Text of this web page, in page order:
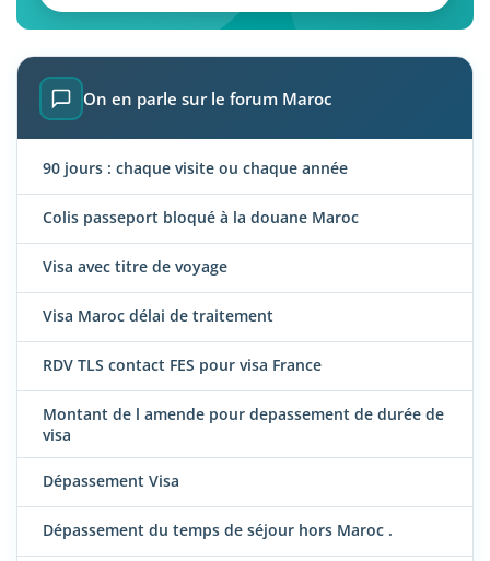
On en parle sur le forum Maroc
90 jours : chaque visite ou chaque année
Colis passeport bloqué à la douane Maroc
Visa avec titre de voyage
Visa Maroc délai de traitement
RDV TLS contact FES pour visa France
Montant de l amende pour depassement de durée de
visa
Dépassement Visa
Dépassement du temps de séjour hors Maroc .